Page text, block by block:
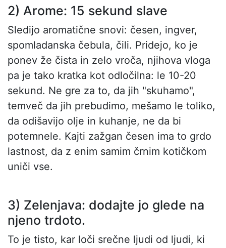
2) Arome: 15 sekund slave
Sledijo aromatične snovi: česen, ingver,
spomladanska čebula, čili. Pridejo, ko je
ponev že čista in zelo vroča, njihova vloga
pa je tako kratka kot odločilna: le 10-20
sekund. Ne gre za to, da jih "skuhamo",
temveč da jih prebudimo, mešamo le toliko,
da odišavijo olje in kuhanje, ne da bi
potemnele. Kajti zažgan česen ima to grdo
lastnost, da z enim samim črnim kotičkom
uniči vse.
3) Zelenjava: dodajte jo glede na
njeno trdoto.
To je tisto, kar loči srečne ljudi od ljudi, ki